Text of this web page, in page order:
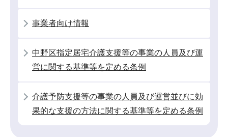
事業者向け情報
中野区指定居宅介護支援等の事業の人員及び運
営に関する基準等を定める条例
介護予防支援等の事業の人員及び運営並びに効
果的な支援の方法に関する基準等を定める条例